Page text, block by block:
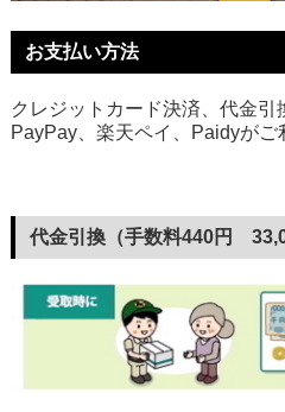
お支払い方法
クレジットカード決済、代金引
PayPay、楽天ペイ、Paidyがご
代金引換（手数料440円